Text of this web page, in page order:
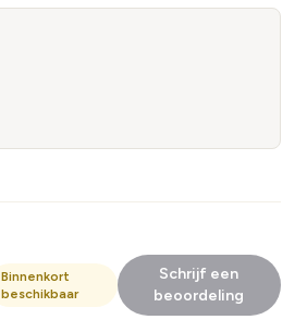
Binnenkort
beschikbaar
Schrijf een
beoordeling